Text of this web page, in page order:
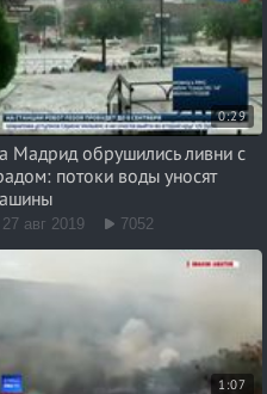
0:29
Мадрид обрушились ливни с
потоки воды уносят
27 авг 2019 7052
1:07